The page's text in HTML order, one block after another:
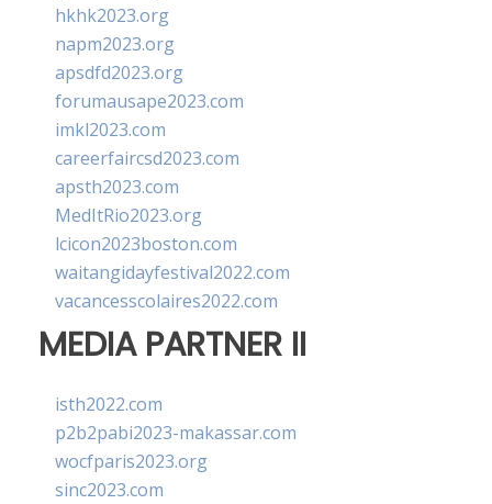
hkhk2023.org
napm2023.org
apsdfd2023.org
forumausape2023.com
imkl2023.com
careerfaircsd2023.com
apsth2023.com
MedItRio2023.org
lcicon2023boston.com
waitangidayfestival2022.com
vacancesscolaires2022.com
MEDIA PARTNER II
isth2022.com
p2b2pabi2023-makassar.com
wocfparis2023.org
sinc2023.com